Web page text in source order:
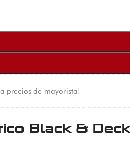
precios de mayorista!
Black &